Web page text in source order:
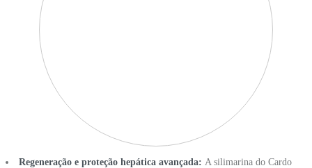
Regeneração e proteção hepática avançada: A silimarina do Cardo